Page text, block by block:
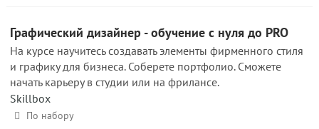
Графический дизайнер - обучение с нуля до PRO
На курсе научитесь создавать элементы фирменного стиля
и графику для бизнеса. Соберете портфолио. Сможете
начать карьеру в студии или на фрилансе.
Skillbox
По набору